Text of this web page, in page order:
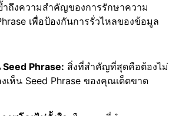
ำถึงความสำคัญของการรักษาความ
เพื่อป้องกันการรั่วไหลของข้อมูล
Phrase: สิ่งที่สำคัญที่สุดคือต้องไม่
เห็น Seed Phrase ของคุณเด็ดขาด